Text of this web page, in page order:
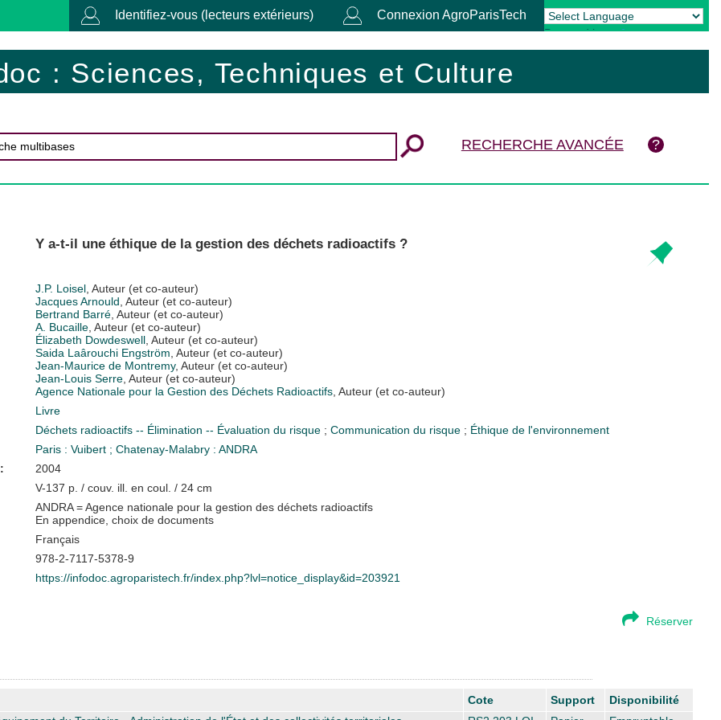
Identifiez-vous (lecteurs extérieurs) Connexion AgroParisTech
Powered by Translate
: Sciences, Techniques et Culture
RECHERCHE AVANCÉE
Y a-t-il une éthique de la gestion des déchets radioactifs ?
J.P. Loisel, Auteur (et co-auteur)
Jacques Arnould , Auteur (et co-auteur)
Bertrand Barré, Auteur (et co-auteur)
A. Bucaille, Auteur (et co-auteur)
Élizabeth Dowdeswell, Auteur (et co-auteur)
Saida Laârouchi Engström , Auteur (et co-auteur)
Jean-Maurice de Montremy, Auteur (et co-auteur)
Jean-Louis Serre, Auteur (et co-auteur)
Agence Nationale pour la Gestion des Déchets Radioactifs, Auteur (et co-auteur)
Livre
Déchets radioactifs -- Élimination -- Évaluation du risque ; Communication du risque ; Éthique de l'environnement
Paris : Vuibert ; Chatenay-Malabry : ANDRA
2004
V-137 p. / couv. ill. en coul. / 24 cm
ANDRA = Agence nationale pour la gestion des déchets radioactifs
En appendice, choix de documents
Français
978-2-7117-5378-9
https://infodoc.agroparistech.fr/index.php?lvl=notice_display&id=203921
Réserver
Cote Support
Disponibilité